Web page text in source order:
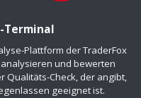
Terminal
Plattform der TraderFox
und bewerten
Qualitäts-Check, der angibt,
geeignet ist.